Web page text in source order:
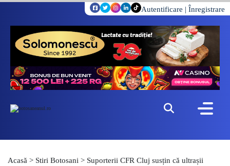
Autentificare | Înregistrare
Acasă > Stiri Botosani > Suporterii CFR Cluj susțin că ultrașii